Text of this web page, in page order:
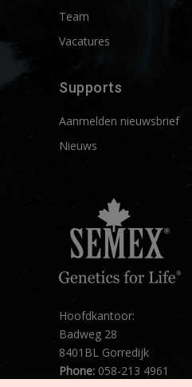
Team
Vacatures
Supports
Aanmelden nieuwsbrief
Nieuws
Hoofdkantoor:
Badweg 28
8401BL Gorredijk
Phone: 058-213 4961